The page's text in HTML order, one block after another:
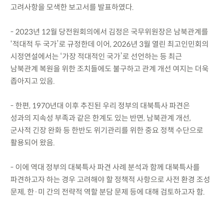
고려사항을 모색한 보고서를 발표하였다.
- 2023년 12월 당전원회의에서 김정은 국무위원장은 남북관계를
‘적대적 두 국가’로 규정한데 이어, 2026년 3월 열린 최고인민회의
시정연설에서는 ‘가장 적대적인 국가’로 선언하는 등 최근
남북관계 복원을 위한 조치들에도 불구하고 관계 개선 여지는 더욱
좁아지고 있음.
- 한편, 1970년대 이후 추진된 우리 정부의 대북특사 파견은
성과의 지속성 부족과 같은 한계도 있는 반면, 남북관계 개선,
군사적 긴장 완화 등 한반도 위기관리를 위한 중요 정책 수단으로
활용되어 왔음.
- 이에 역대 정부의 대북특사 파견 사례 분석과 함께 대북특사를
파견하고자 하는 경우 고려해야 할 정책적 사항으로 사전 환경 조성
문제, 한·미 간의 전략적 역할 분담 문제 등에 대해 검토하고자 함.